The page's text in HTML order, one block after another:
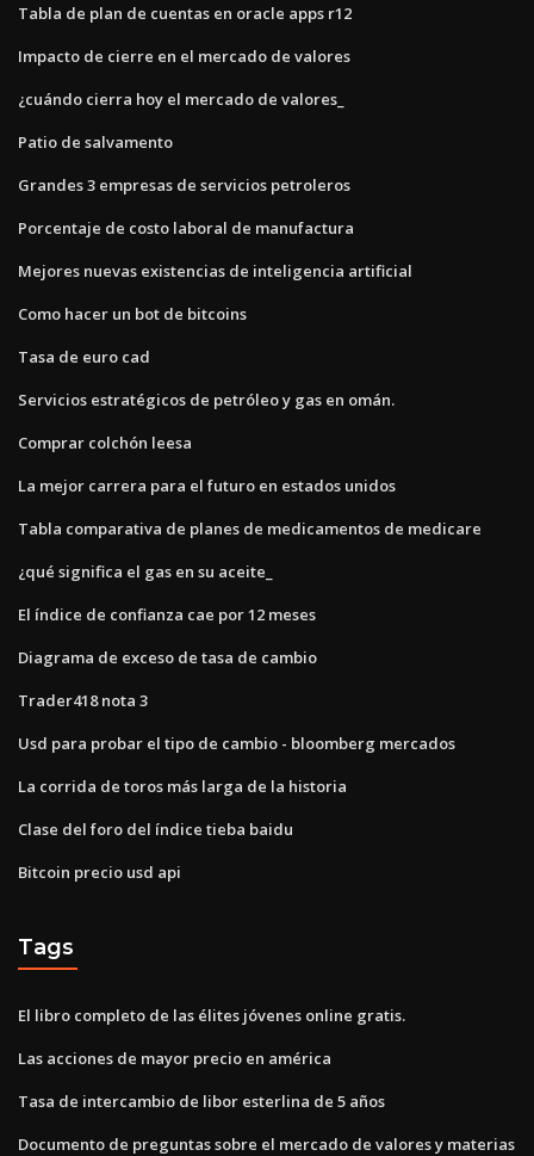
Tabla de plan de cuentas en oracle apps r12
Impacto de cierre en el mercado de valores
¿cuándo cierra hoy el mercado de valores_
Patio de salvamento
Grandes 3 empresas de servicios petroleros
Porcentaje de costo laboral de manufactura
Mejores nuevas existencias de inteligencia artificial
Como hacer un bot de bitcoins
Tasa de euro cad
Servicios estratégicos de petróleo y gas en omán.
Comprar colchón leesa
La mejor carrera para el futuro en estados unidos
Tabla comparativa de planes de medicamentos de medicare
¿qué significa el gas en su aceite_
El índice de confianza cae por 12 meses
Diagrama de exceso de tasa de cambio
Trader418 nota 3
Usd para probar el tipo de cambio - bloomberg mercados
La corrida de toros más larga de la historia
Clase del foro del índice tieba baidu
Bitcoin precio usd api
Tags
El libro completo de las élites jóvenes online gratis.
Las acciones de mayor precio en américa
Tasa de intercambio de libor esterlina de 5 años
Documento de preguntas sobre el mercado de valores y materias